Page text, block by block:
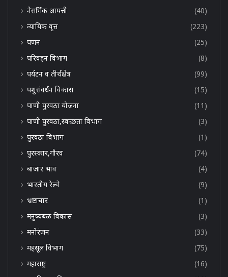
नैसर्गिक आपत्ती
(40)
न्यायिक वृत्त
(223)
पणन
(25)
परिवहन विभाग
(8)
पर्यटन व तीर्थक्षेत्र
(99)
पशुसंवर्धन विकास
(15)
पाणी पुरवठा योजना
(11)
पाणी पुरवठा,स्वच्छता विभाग
(3)
पुरवठा विभाग
(1)
पुरस्कार,गौरव
(74)
बाजार भाव
(4)
भारतीय रेल्वे
(9)
भ्रष्टाचार
(1)
मनुष्यबळ विकास
(3)
मनोरंजन
(33)
महसूल विभाग
(75)
महाराष्ट्र
(16)